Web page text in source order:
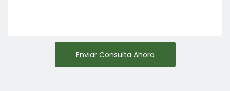
Enviar Consulta Ahora